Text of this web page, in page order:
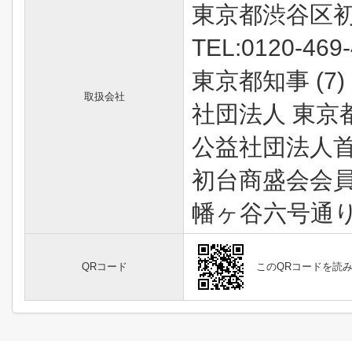
取扱会社
東京都渋谷区
TEL:0120-
東京都知事
社団法人 東京
公益社団法人
初台商盛会会
幡ヶ谷六号通
QRコード このQRコードを読